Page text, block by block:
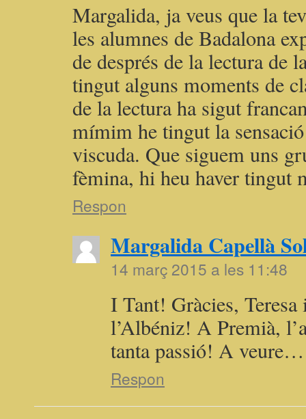
Margalida, ja veus que la
les alumnes de Badalona
de després de la lectura de
tingut alguns moments de
de la lectura ha sigut
mímim he tingut la
viscuda. Que siguem uns
fèmina, hi heu haver
Respon
Margalida Capellà
14 març 2015 a les 11:48
I Tant! Gràcies,
l’Albéniz! A Premià,
tanta passió! A veure…
Respon